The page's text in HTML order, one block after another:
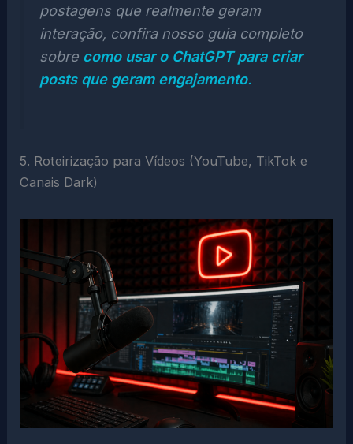
postagens que realmente geram
interação, confira nosso guia completo
sobre como usar o ChatGPT para criar
posts que geram engajamento.
5. Roteirização para Vídeos (YouTube, TikTok e
Canais Dark)